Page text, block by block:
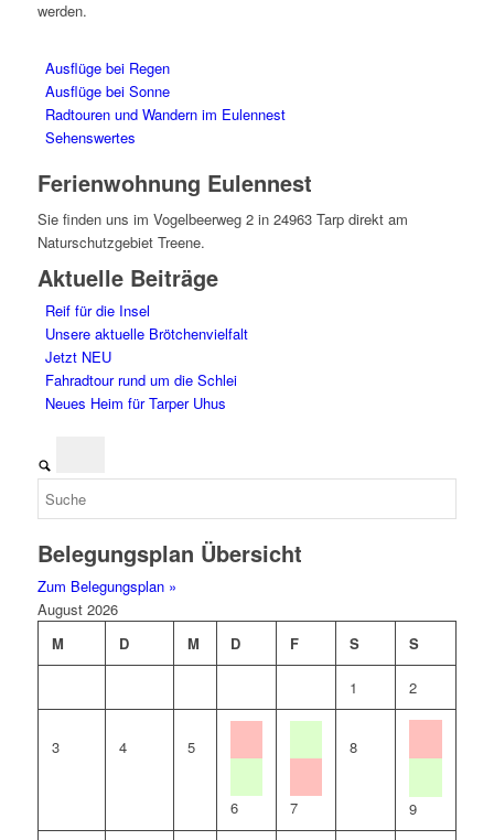
werden.
Ausflüge bei Regen
Ausflüge bei Sonne
Radtouren und Wandern im Eulennest
Sehenswertes
Ferienwohnung Eulennest
Sie finden uns im Vogelbeerweg 2 in 24963 Tarp direkt am
Naturschutzgebiet Treene.
Aktuelle Beiträge
Reif für die Insel
Unsere aktuelle Brötchenvielfalt
Jetzt NEU
Fahradtour rund um die Schlei
Neues Heim für Tarper Uhus
Belegungsplan Übersicht
Zum Belegungsplan »
August 2026
M
D M D F S S
1 2
3 4 5
6 7
8
9